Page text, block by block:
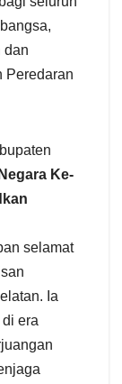
dan
Peredaran
Ke-
selamat
Ia
era